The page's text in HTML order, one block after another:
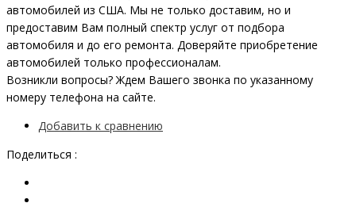
автомобилей из США. Мы не только доставим, но и
предоставим Вам полный спектр услуг от подбора
автомобиля и до его ремонта. Доверяйте приобретение
автомобилей только профессионалам.
Возникли вопросы? Ждем Вашего звонка по указанному
номеру телефона на сайте.
Добавить к сравнению
Поделиться :